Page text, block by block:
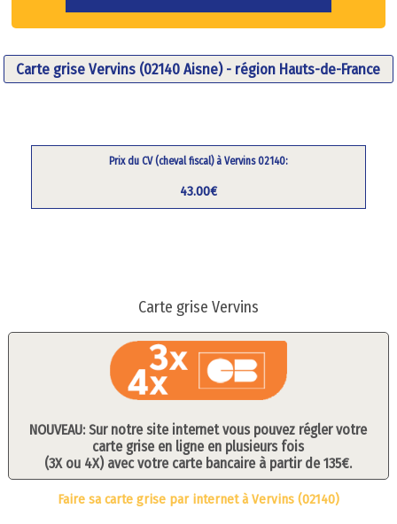
Carte grise Vervins (02140 Aisne) - région Hauts-de-France
Prix du CV (cheval fiscal) à Vervins 02140:
43.00€
Carte grise Vervins
NOUVEAU: Sur notre site internet vous pouvez régler votre
carte grise en ligne en plusieurs fois
(3X ou 4X) avec votre carte bancaire à partir de 135€.
Faire sa carte grise par internet à Vervins (02140)